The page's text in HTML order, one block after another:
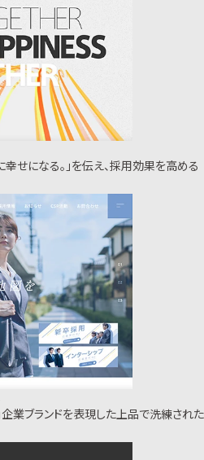
幸せになる。」を伝え、採用効果を高める
企業ブランドを表現した上品で洗練された